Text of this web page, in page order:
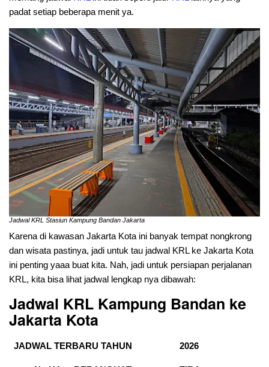
padat setiap beberapa menit ya.
Jadwal KRL Stasiun Kampung Bandan Jakarta
Karena di kawasan Jakarta Kota ini banyak tempat nongkrong
dan wisata pastinya, jadi untuk tau jadwal KRL ke Jakarta Kota
ini penting yaaa buat kita. Nah, jadi untuk persiapan perjalanan
KRL, kita bisa lihat jadwal lengkap nya dibawah:
Jadwal KRL Kampung Bandan ke
Jakarta Kota
JADWAL TERBARU TAHUN 2026